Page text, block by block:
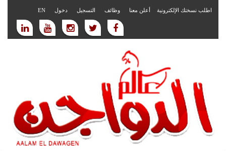
اطلب نسختك الإلكترونية أعلن معنا وظائف التسجيل دخول EN